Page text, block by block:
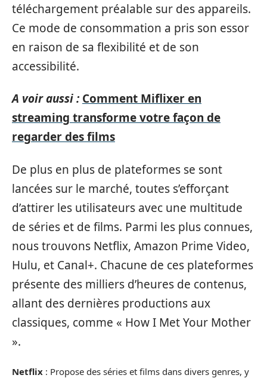
téléchargement préalable sur des appareils.
Ce mode de consommation a pris son essor
en raison de sa flexibilité et de son
accessibilité.
A voir aussi : Comment Miflixer en
streaming transforme votre façon de
regarder des films
De plus en plus de plateformes se sont
lancées sur le marché, toutes s’efforçant
d’attirer les utilisateurs avec une multitude
de séries et de films. Parmi les plus connues,
nous trouvons Netflix, Amazon Prime Video,
Hulu, et Canal+. Chacune de ces plateformes
présente des milliers d’heures de contenus,
allant des dernières productions aux
classiques, comme « How I Met Your Mother
».
Netflix : Propose des séries et films dans divers genres, y